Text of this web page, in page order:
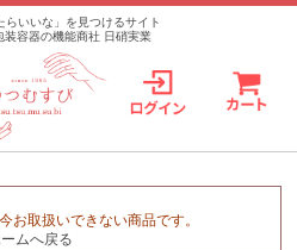
らいいな」を見つけるサイト
装容器の機能商社 日硝実業
お取扱いできない商品です。
ムへ戻る